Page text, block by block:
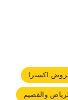
اكسترا
والقصيم